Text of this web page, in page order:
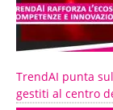
TrendAI punta
gestiti al centro